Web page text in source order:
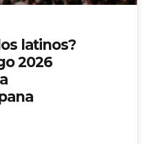
latinos?
2026